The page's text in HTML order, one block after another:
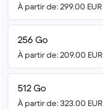
À partir de: 299.00 EUR
256 Go
À partir de: 209.00 EUR
512 Go
À partir de: 323.00 EUR